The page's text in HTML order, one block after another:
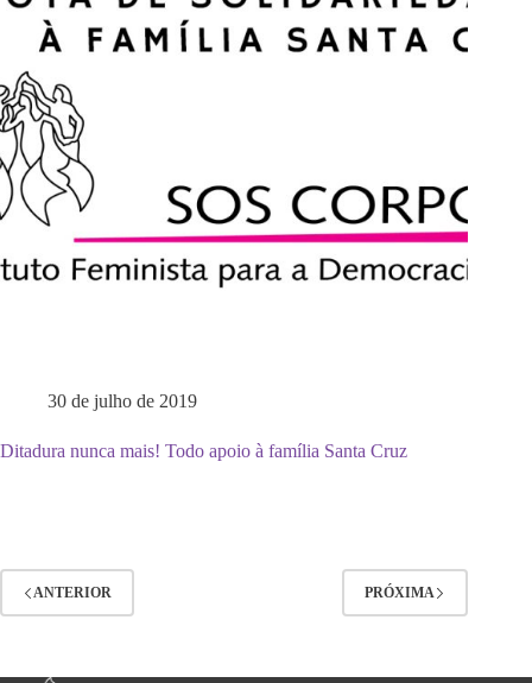
30 de julho de 2019
Ditadura nunca mais! Todo apoio à família Santa Cruz
ANTERIOR PRÓXIMA